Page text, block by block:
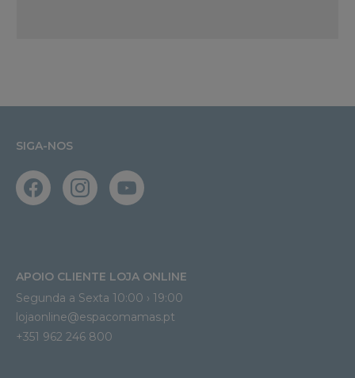
SIGA-NOS
APOIO CLIENTE LOJA ONLINE
Segunda a Sexta 10:00 › 19:00
lojaonline@espacomamas.pt
+351 962 246 800